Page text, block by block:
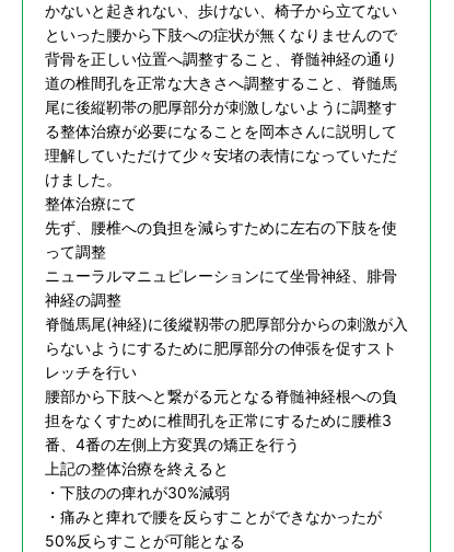
かないと起きれない、歩けない、椅子から立てない
といった腰から下肢への症状が無くなりませんので
背骨を正しい位置へ調整すること、脊髄神経の通り
道の椎間孔を正常な大きさへ調整すること、脊髄馬
尾に後縦靭帯の肥厚部分が刺激しないように調整す
る整体治療が必要になることを岡本さんに説明して
理解していただけて少々安堵の表情になっていただ
けました。
整体治療にて
先ず、腰椎への負担を減らすために左右の下肢を使
って調整
ニューラルマニュピレーションにて坐骨神経、腓骨
神経の調整
脊髄馬尾(神経)に後縱靱帯の肥厚部分からの刺激が入
らないようにするために肥厚部分の伸張を促すスト
レッチを行い
腰部から下肢へと繋がる元となる脊髄神経根への負
担をなくすために椎間孔を正常にするために腰椎3
番、4番の左側上方変異の矯正を行う
上記の整体治療を終えると
・下肢のの痺れが30%減弱
・痛みと痺れで腰を反らすことができなかったが
50%反らすことが可能となる